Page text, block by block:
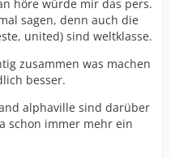
höre würde mir das pers.
sagen, denn auch die
united) sind weltklasse.
zusammen was machen
besser.
alphaville sind darüber
schon immer mehr ein